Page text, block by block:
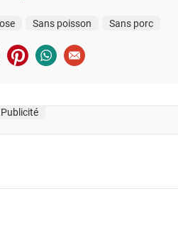
Sans poisson Sans porc
facebook
sur twitter
Partager sur pinterest
Partager sur whatsapp
Envoyer à un ami
Publicité